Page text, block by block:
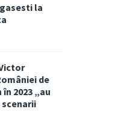
la
de
2023 „au